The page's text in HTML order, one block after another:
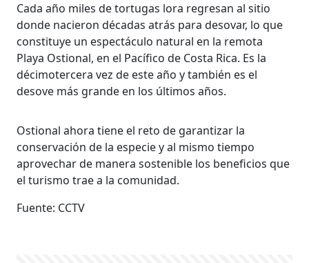
Cada año miles de tortugas lora regresan al sitio
donde nacieron décadas atrás para desovar, lo que
constituye un espectáculo natural en la remota
Playa Ostional, en el Pacífico de Costa Rica. Es la
décimotercera vez de este año y también es el
desove más grande en los últimos años.
Ostional ahora tiene el reto de garantizar la
conservación de la especie y al mismo tiempo
aprovechar de manera sostenible los beneficios que
el turismo trae a la comunidad.
Fuente: CCTV